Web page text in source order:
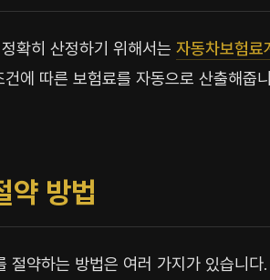
확히 산정하기 위해서는 자동차보험료
에 따른 보험료를 자동으로 산출해줍
약 방법
절약하는 방법은 여러 가지가 있습니